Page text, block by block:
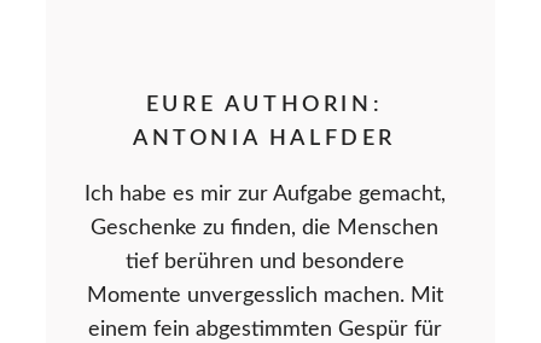
EURE AUTHORIN:
ANTONIA HALFDER
Ich habe es mir zur Aufgabe gemacht,
Geschenke zu finden, die Menschen
tief berühren und besondere
Momente unvergesslich machen. Mit
einem fein abgestimmten Gespür für